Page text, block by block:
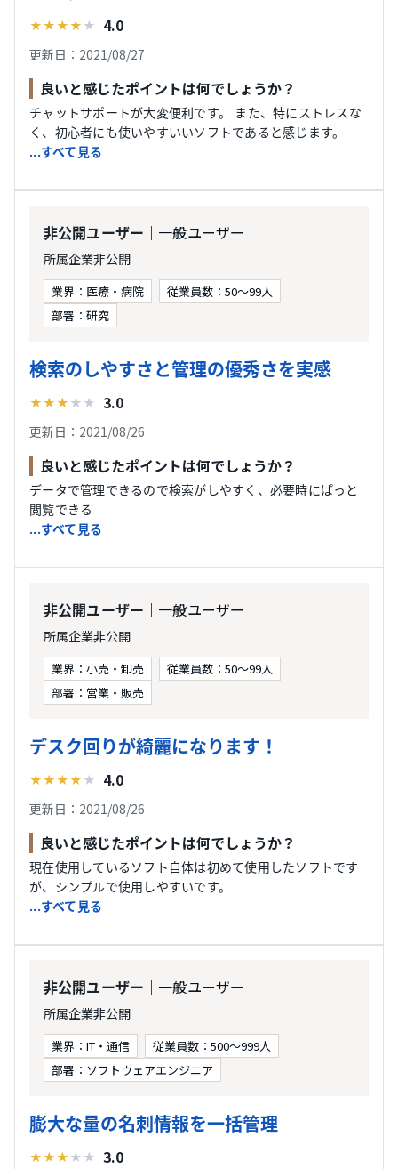
★★★★ ★ 4.0
更新日：2021/08/27
良いと感じたポイントは何でしょうか？
チャットサポートが大変便利です。 また、特にストレスな
く、初心者にも使いやすいいソフトであると感じます。
...すべて見る
非公開ユーザー ｜一般ユーザー
所属企業非公開
業界：医療・病院
従業員数：50〜99人
部署：研究
検索のしやすさと管理の優秀さを実感
★★★ ★ ★ 3.0
更新日：2021/08/26
良いと感じたポイントは何でしょうか？
データで管理できるので検索がしやすく、必要時にぱっと
閲覧できる
...すべて見る
非公開ユーザー ｜一般ユーザー
所属企業非公開
業界：小売・卸売
従業員数：50〜99人
部署：営業・販売
デスク回りが綺麗になります！
★★★★ ★ 4.0
更新日：2021/08/26
良いと感じたポイントは何でしょうか？
現在使用しているソフト自体は初めて使用したソフトです
が、シンプルで使用しやすいです。
...すべて見る
非公開ユーザー ｜一般ユーザー
所属企業非公開
業界：IT・通信
従業員数：500〜999人
部署：ソフトウェアエンジニア
膨大な量の名刺情報を一括管理
★★★ ★ ★ 3.0